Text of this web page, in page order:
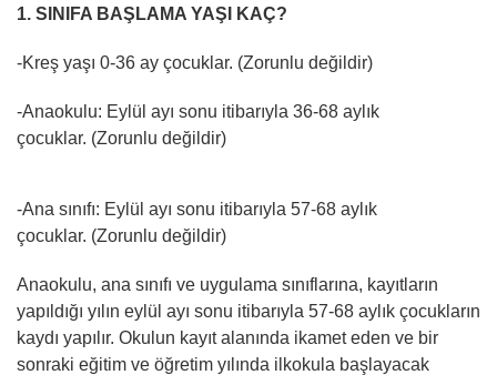
1. SINIFA BAŞLAMA YAŞI KAÇ?
-Kreş yaşı 0-36 ay çocuklar. (Zorunlu değildir)
-Anaokulu: Eylül ayı sonu itibarıyla 36-68 aylık
çocuklar. (Zorunlu değildir)
-Ana sınıfı: Eylül ayı sonu itibarıyla 57-68 aylık
çocuklar. (Zorunlu değildir)
Anaokulu, ana sınıfı ve uygulama sınıflarına, kayıtların
yapıldığı yılın eylül ayı sonu itibarıyla 57-68 aylık çocukların
kaydı yapılır. Okulun kayıt alanında ikamet eden ve bir
sonraki eğitim ve öğretim yılında ilkokula başlayacak